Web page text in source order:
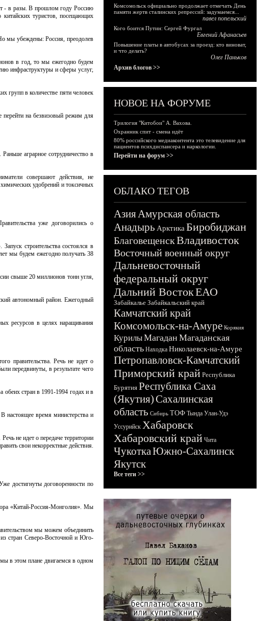
- в разы. В прошлом году Россию
туристов, посещающих
мы убеждены: Россия, преодолев
в год, то мы ежегодно будем
инфраструктуры и сферы услуг,
групп в количестве пяти человек
на безвизовый режим для
аграрное сотрудничество в
совершают действия, не
удобрений и токсичных
уже договорились о
строительства состоялся в
мы будем ежегодно получать 38
свыше 20 миллионов тонн угля,
автономный район. Ежегодный
ресурсов в целях наращивания
правительства. Речь не идет о
передвинуты, в результате чего
обеих стран в 1991-1994 годах и в
настоящее время министерства и
не идет о передаче территории
свои некорректные действия.
достигнуты договоренности по
«Китай-Россия-Монголия». Мы
мы можем объединить
из стран Северо-Восточной и Юго-
в этом плане двигаемся в одном
Комсомольск официально продолжает отмечать День
памяти жертв сталинских репрессий: задумаемся...
павел попельский
Кого боится Путин: Сергей Фургал
Евгений Афанасьев
Повышение платы в автобусах за проезд: кто виноват,
и что делать?
Олег Паньков
Архив блогов >>
НОВОЕ НА ФОРУМЕ
Трилогия "Китобои" А. Вахова.
Охранник спит - смена идёт
80% российского медиаконтента это телевидение для
пациентов психдиспансера и наркологии.
Перейти на форум >>
ОБЛАКО ТЕГОВ
АзияАмурская область
Анадырь Арктика Биробиджан
БлаговещенскВладивосток
Восточный военный округ
Дальневосточный
федеральный округ
Дальний ВостокЕАО
Забайкалье Забайкальский край
Камчатский край
Комсомольск-на-Амуре Корякия
КурилыМагадан Магаданская
область Находка Николаевск-на-Амуре
Петропавловск-Камчатский
Приморский край Республика
Бурятия Республика Саха
(Якутия)Сахалинская
область Сибирь ТОФ Тында Улан-Удэ
Уссурийск Хабаровск
Хабаровский край Чита
ЧукоткаЮжно-Сахалинск
Якутск
Все теги >>